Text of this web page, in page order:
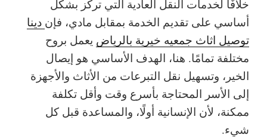
خلافًا لخدمات النقل العادية التي تركز بشكل
أساسي على تقديم الخدمة بمقابل مادي، فإن دينا
توصيل اثاث جمعيه خيرية بالرياض يعمل بروح
مختلفة تمامًا. هنا، الهدف الأساسي هو إيصال
الخير، وتسهيل نقل التبرعات من الأثاث والأجهزة
إلى الأسر المحتاجة بأسرع وقت وأقل تكلفة
ممكنة، لأن الإنسانية أولًا، والمساعدة قبل كل
شيء.